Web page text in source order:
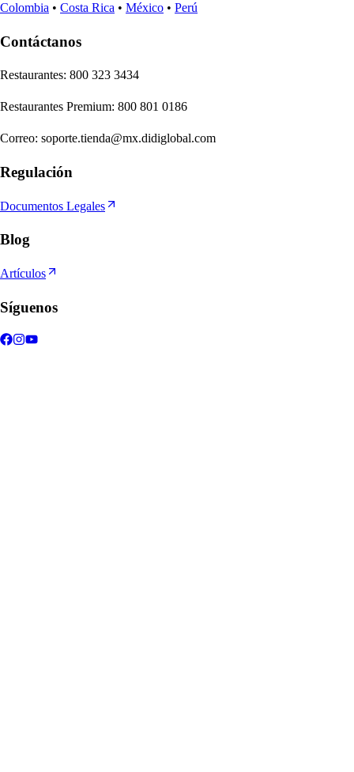
Colombia • Costa Rica • México • Perú
Contáctanos
Restaurantes: 800 323 3434
Restaurantes Premium: 800 801 0186
Correo: soporte.tienda@mx.didiglobal.com
Regulación
Documentos Legales
Blog
Artículos
Síguenos